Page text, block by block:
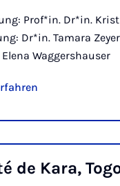
Prof*in. Dr*in.
Dr*in. Tamara Zeyer
Waggershauser
de Ka­ra,